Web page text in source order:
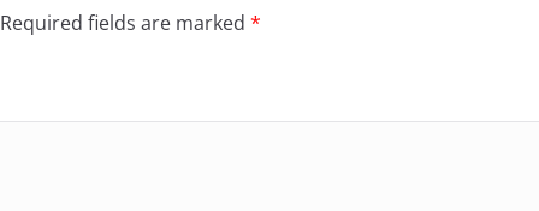
Required fields are marked *